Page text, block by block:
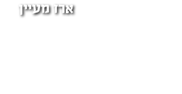
ארז מעיין